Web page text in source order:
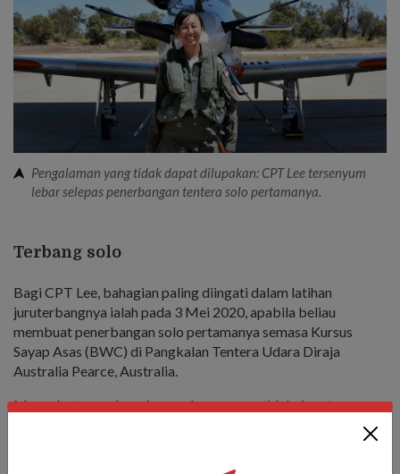
Pengalaman yang tidak dapat dilupakan: CPT Lee tersenyum
lebar selepas penerbangan tentera solo pertamanya.
Terbang solo
Bagi CPT Lee, bahagian paling diingati dalam latihan
juruterbangnya ialah pada 3 Mei 2020, apabila beliau
membuat penerbangan solo pertamanya semasa Kursus
Sayap Asas (BWC) di Pangkalan Tentera Udara Diraja
Australia Pearce, Australia.
Menyebutnya sebagai pengalaman yang tidak dapat
kebimbangan dan keterujaan sebelum berlepas; betul-betul